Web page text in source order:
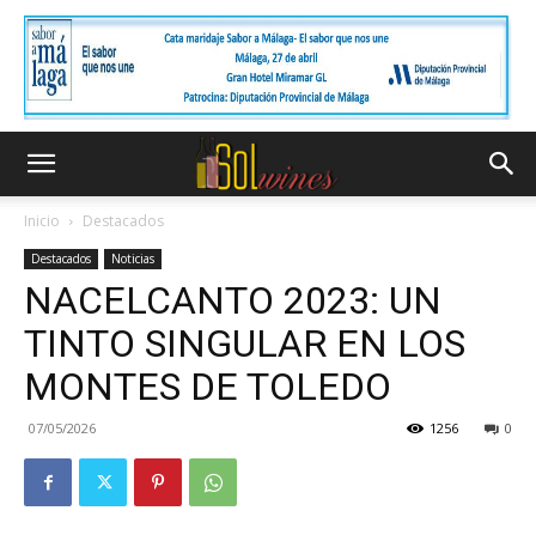
Inicio Destacados
Destacados Noticias
NACELCANTO 2023: UN
TINTO SINGULAR EN LOS
MONTES DE TOLEDO
07/05/2026 0
1256